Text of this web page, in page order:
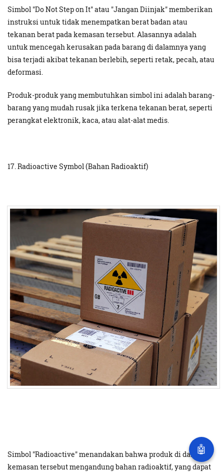
Simbol "Do Not Step on It" atau "Jangan Diinjak" memberikan
instruksi untuk tidak menempatkan berat badan atau
tekanan berat pada kemasan tersebut. Alasannya adalah
untuk mencegah kerusakan pada barang di dalamnya yang
bisa terjadi akibat tekanan berlebih, seperti retak, pecah, atau
deformasi.
Produk-produk yang membutuhkan simbol ini adalah barang-
barang yang mudah rusak jika terkena tekanan berat, seperti
perangkat elektronik, kaca, atau alat-alat medis.
17. Radioactive Symbol (Bahan Radioaktif)
Simbol "Radioactive" menandakan bahwa produk di dalam
kemasan tersebut mengandung bahan radioaktif, yang dapat
🤖